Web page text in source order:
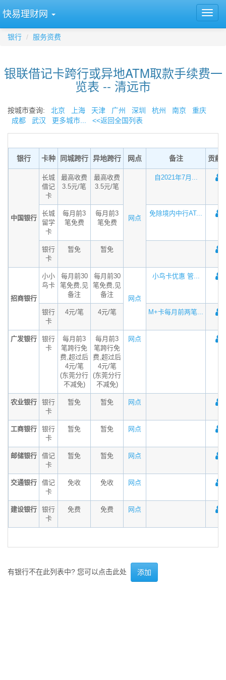
快易理财网
银行 服务资费
银联借记卡跨行或异地ATM取款手续费一
览表 -- 清远市
按城市查询: 北京 上海 天津 广州 深圳 杭州 南京
重庆
成都
武汉 更多城市... <<返回全国列表
银行 卡种 同城跨行 异地跨行 网点 备注 贡献
中国银行
长城
借记
卡
最高收费
3.5元/笔
最高收费
3.5元/笔
网点
自2021年7月...
长城
留学
卡
每月前3
笔免费
每月前3
笔免费
免除境内中行AT...
银行
卡
暂免 暂免
招商银行
小小
鸟卡
每月前30
笔免费,见
备注
每月前30
笔免费,见
备注
网点
小鸟卡优惠 管...
银行
卡
4元/笔 4元/笔 M+卡每月前两笔...
广发银行
银行
卡
每月前3
笔跨行免
费,超过后
4元/笔
(东莞分行
不减免)
每月前3
笔跨行免
费,超过后
4元/笔
(东莞分行
不减免)
网点
农业银行
银行
卡
暂免 暂免 网点
工商银行
银行
卡
暂免 暂免 网点
邮储银行
借记
卡
暂免 暂免 网点
交通银行
借记
卡
免收 免收 网点
建设银行
银行
卡
免费 免费 网点
有银行不在此列表中? 您可以点击此处 添加